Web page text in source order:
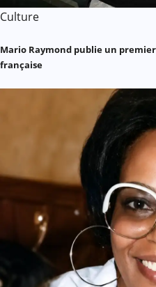
Culture
Mario Raymond publie un
française